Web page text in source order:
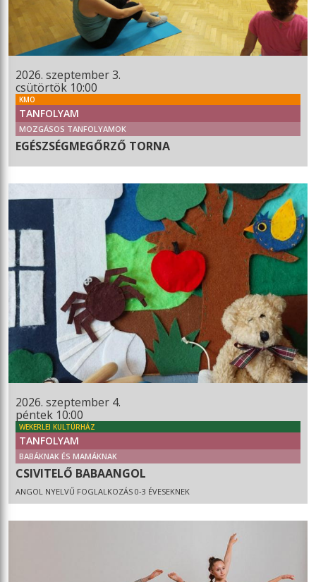
2026. szeptember 3.
csütörtök 10:00
KMO
TANFOLYAM
MOZGÁSOS TANFOLYAMOK
EGÉSZSÉGMEGŐRZŐ TORNA
2026. szeptember 4.
péntek 10:00
WEKERLEI KULTÚRHÁZ
TANFOLYAM
BABÁKNAK ÉS MAMÁKNAK
CSIVITELŐ BABAANGOL
ANGOL NYELVŰ FOGLALKOZÁS 0-3 ÉVESEKNEK